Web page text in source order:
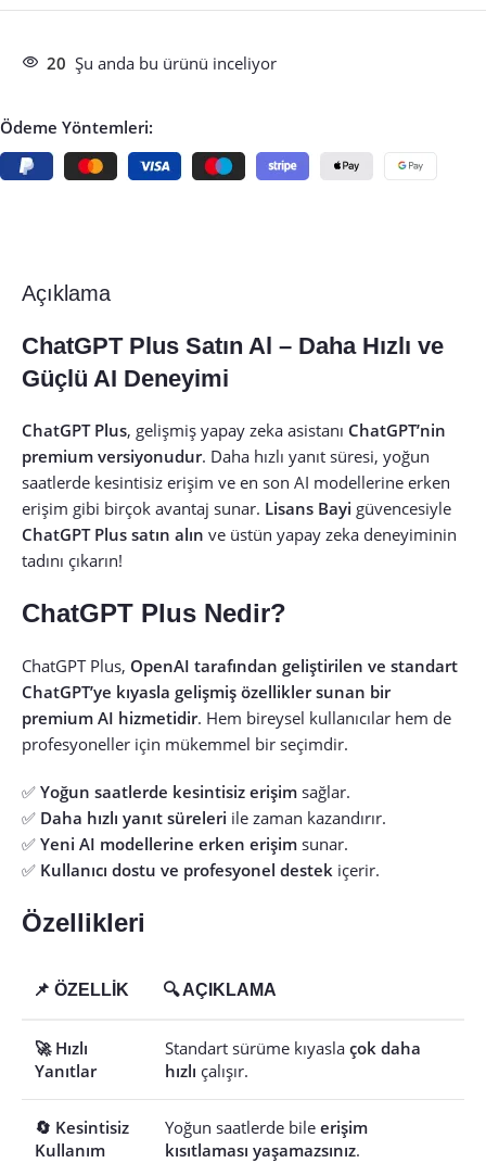
20 Şu anda bu ürünü inceliyor
Ödeme Yöntemleri:
Açıklama
ChatGPT Plus Satın Al – Daha Hızlı ve
Güçlü AI Deneyimi
ChatGPT Plus, gelişmiş yapay zeka asistanı ChatGPT’nin
premium versiyonudur. Daha hızlı yanıt süresi, yoğun
saatlerde kesintisiz erişim ve en son AI modellerine erken
erişim gibi birçok avantaj sunar. Lisans Bayi güvencesiyle
ChatGPT Plus satın alın ve üstün yapay zeka deneyiminin
tadını çıkarın!
ChatGPT Plus Nedir?
ChatGPT Plus, OpenAI tarafından geliştirilen ve standart
ChatGPT’ye kıyasla gelişmiş özellikler sunan bir
premium AI hizmetidir. Hem bireysel kullanıcılar hem de
profesyoneller için mükemmel bir seçimdir.
✅ Yoğun saatlerde kesintisiz erişim sağlar.
✅ Daha hızlı yanıt süreleri ile zaman kazandırır.
✅ Yeni AI modellerine erken erişim sunar.
✅ Kullanıcı dostu ve profesyonel destek içerir.
Özellikleri
📌 ÖZELLIK 🔍 AÇIKLAMA
🚀 Hızlı
Yanıtlar
Standart sürüme kıyasla çok daha
hızlı çalışır.
🔄 Kesintisiz
Kullanım
Yoğun saatlerde bile erişim
kısıtlaması yaşamazsınız.